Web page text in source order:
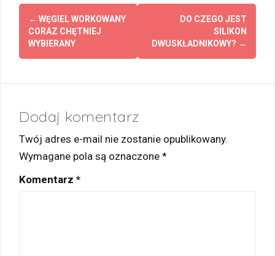
Zobacz
wpisy
← WĘGIEL WORKOWANY
CORAZ CHĘTNIEJ
WYBIERANY
DO CZEGO JEST
SILIKON
DWUSKŁADNIKOWY? →
Dodaj komentarz
Twój adres e-mail nie zostanie opublikowany.
Wymagane pola są oznaczone *
Komentarz *